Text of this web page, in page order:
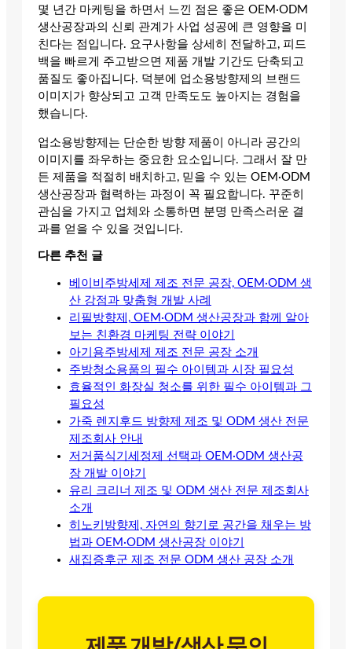
몇 년간 마케팅을 하면서 느낀 점은 좋은 OEM·ODM
생산공장과의 신뢰 관계가 사업 성공에 큰 영향을 미
친다는 점입니다. 요구사항을 상세히 전달하고, 피드
백을 빠르게 주고받으면 제품 개발 기간도 단축되고
품질도 좋아집니다. 덕분에 업소용방향제의 브랜드
이미지가 향상되고 고객 만족도도 높아지는 경험을
했습니다.
업소용방향제는 단순한 방향 제품이 아니라 공간의
이미지를 좌우하는 중요한 요소입니다. 그래서 잘 만
든 제품을 적절히 배치하고, 믿을 수 있는 OEM·ODM
생산공장과 협력하는 과정이 꼭 필요합니다. 꾸준히
관심을 가지고 업체와 소통하면 분명 만족스러운 결
과를 얻을 수 있을 것입니다.
다른 추천 글
베이비주방세제 제조 전문 공장, OEM·ODM 생
산 강점과 맞춤형 개발 사례
리필방향제, OEM·ODM 생산공장과 함께 알아
보는 친환경 마케팅 전략 이야기
아기용주방세제 제조 전문 공장 소개
주방청소용품의 필수 아이템과 시장 필요성
효율적인 화장실 청소를 위한 필수 아이템과 그
필요성
가죽 렌지후드 방향제 제조 및 ODM 생산 전문
제조회사 안내
저거품식기세정제 선택과 OEM·ODM 생산공
장 개발 이야기
유리 크리너 제조 및 ODM 생산 전문 제조회사
소개
히노키방향제, 자연의 향기로 공간을 채우는 방
법과 OEM·ODM 생산공장 이야기
새집증후군 제조 전문 ODM 생산 공장 소개